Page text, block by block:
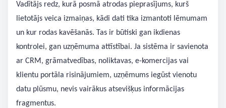
Vadītājs redz, kurā posmā atrodas pieprasījums, kurš
lietotājs veica izmaiņas, kādi dati tika izmantoti lēmumam
un kur rodas kavēšanās. Tas ir būtiski gan ikdienas
kontrolei, gan uzņēmuma attīstībai. Ja sistēma ir savienota
ar CRM, grāmatvedības, noliktavas, e-komercijas vai
klientu portāla risinājumiem, uzņēmums iegūst vienotu
datu plūsmu, nevis vairākus atsevišķus informācijas
fragmentus.